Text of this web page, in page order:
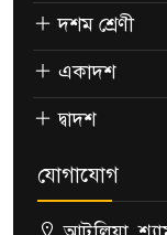
দশম শ্রেণী
একাদশ
দ্বাদশ
যোগাযোগ